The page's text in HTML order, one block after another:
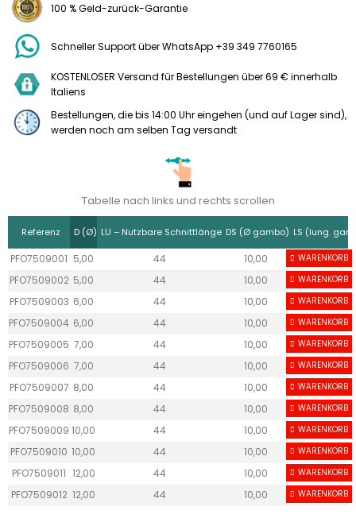
100 % Geld-zurück-Garantie
Schneller Support über WhatsApp +39 349 7760165
KOSTENLOSER Versand für Bestellungen über 69 € innerhalb
Italiens
Bestellungen, die bis 14:00 Uhr eingehen (und auf Lager sind),
werden noch am selben Tag versandt
Tabelle nach links und rechts scrollen
Referenz D (Ø) LU – Nutzbare Schnittlänge DS (Ø gambo) LS (lung.
PFO7509001 5,00 44 10,00 27
WARENKORB
PFO7509002 5,00 44 10,00 27
WARENKORB
PFO7509003 6,00 44 10,00 27
WARENKORB
PFO7509004 6,00 44 10,00 27
WARENKORB
PFO7509005 7,00 44 10,00 27
WARENKORB
PFO7509006 7,00 44 10,00 27
WARENKORB
PFO7509007 8,00 44 10,00 27
WARENKORB
PFO7509008 8,00 44 10,00 27
WARENKORB
PFO7509009 10,00 44 10,00 27
WARENKORB
PFO7509010 10,00 44 10,00 27
WARENKORB
PFO7509011 12,00 44 10,00 27
WARENKORB
PFO7509012 12,00 44 10,00 27
WARENKORB